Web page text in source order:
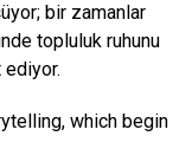
bir zamanlar
topluluk ruhunu
ediyor.
which begin